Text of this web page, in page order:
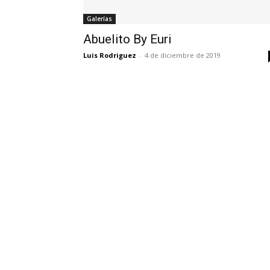
Galerías
Abuelito By Euri
Luis Rodriguez - 4 de diciembre de 2019